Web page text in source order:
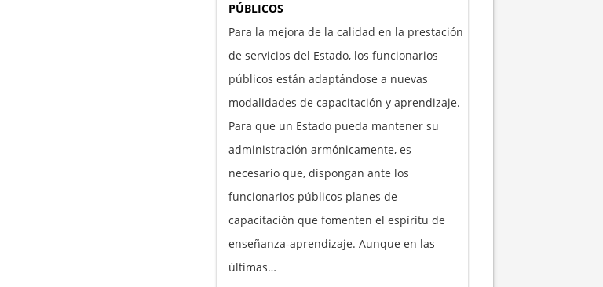
PÚBLICOS
Para la mejora de la calidad en la prestación
de servicios del Estado, los funcionarios
públicos están adaptándose a nuevas
modalidades de capacitación y aprendizaje.
Para que un Estado pueda mantener su
administración armónicamente, es
necesario que, dispongan ante los
funcionarios públicos planes de
capacitación que fomenten el espíritu de
enseñanza-aprendizaje. Aunque en las
últimas…